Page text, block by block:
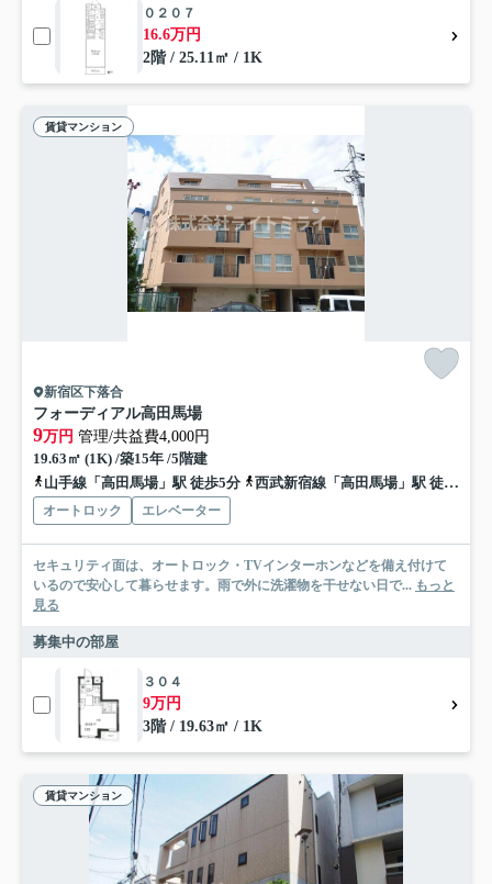
０２０７
16.6万円
2階 / 25.11㎡ / 1K
賃貸マンション
新宿区下落合
フォーディアル高田馬場
9万円 管理/共益費4,000円
19.63㎡ (1K) /築15年 /5階建
山手線「高田馬場」駅 徒歩5分
西武新宿線「高田馬場」駅 徒歩5分
オートロック エレベーター
セキュリティ面は、オートロック・TVインターホンなどを備え付けて
いるので安心して暮らせます。雨で外に洗濯物を干せない日で... もっと
見る
募集中の部屋
３０４
9万円
3階 / 19.63㎡ / 1K
賃貸マンション